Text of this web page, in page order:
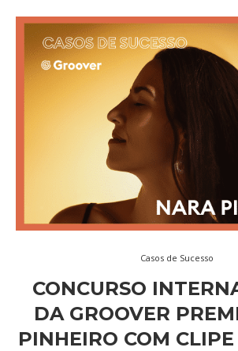
Casos de Sucesso
CONCURSO
DA GROOVER
PINHEIRO COM